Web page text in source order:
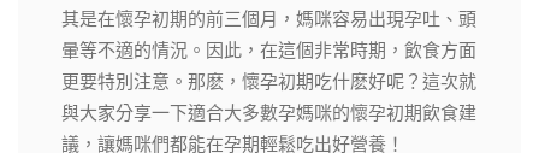
其是在懷孕初期的前三個月，媽咪容易出現孕吐、頭
暈等不適的情況。因此，在這個非常時期，飲食方面
更要特別注意。那麽，懷孕初期吃什麽好呢？這次就
與大家分享一下適合大多數孕媽咪的懷孕初期飲食建
議，讓媽咪們都能在孕期輕鬆吃出好營養！